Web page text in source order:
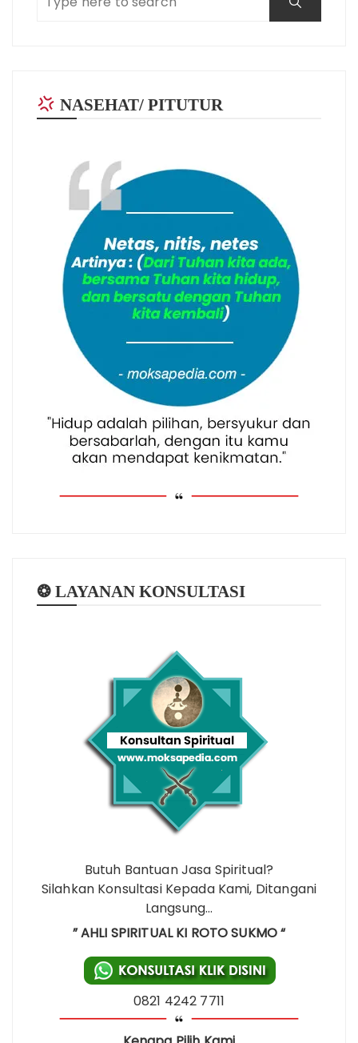
NASEHAT/ PITUTUR
❂ LAYANAN KONSULTASI
Butuh Bantuan Jasa Spiritual?
Silahkan Konsultasi Kepada Kami, Ditangani
Langsung…
” AHLI SPIRITUAL KI ROTO SUKMO “
0821 4242 7711